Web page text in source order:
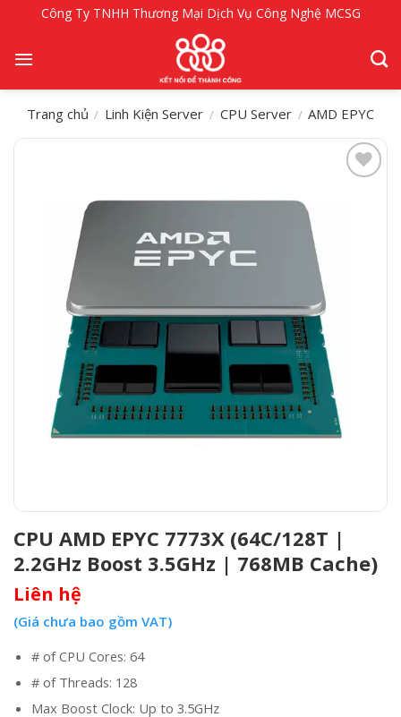
nội
Công Ty TNHH Thương Mại Dịch Vụ Công Nghệ MCSG
Trang chủ / Linh Kiện Server / CPU Server / AMD EPYC
CPU AMD EPYC 7773X (64C/128T |
2.2GHz Boost 3.5GHz | 768MB Cache)
Liên hệ
(Giá chưa bao gồm VAT)
# of CPU Cores: 64
# of Threads: 128
Max Boost Clock: Up to 3.5GHz